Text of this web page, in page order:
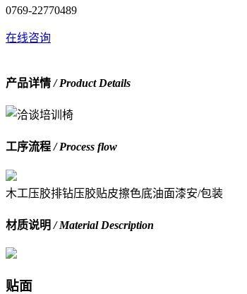
0769-22770489
在线咨询
产品详情/ Product Details
工序流程/ Process flow
木工压胶排钻压胶贴皮擦色底油面漆安/包装
材质说明/ Material Description
贴面